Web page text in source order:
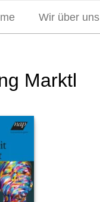
Wir über uns
Marktl